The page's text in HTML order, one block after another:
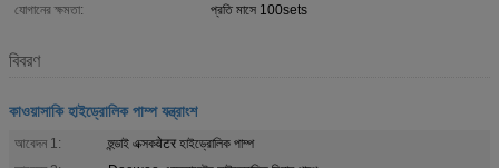
যোগানের ক্ষমতা:
প্রতি মাসে 100sets
বিবরণ
কাওয়াসাকি হাইড্রোলিক পাম্প যন্ত্রাংশ
আবেদন 1:
হুন্ডাই এক্সকवेटर হাইড্রোলিক পাম্প